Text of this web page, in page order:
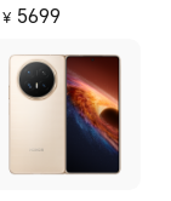
￥ 5699